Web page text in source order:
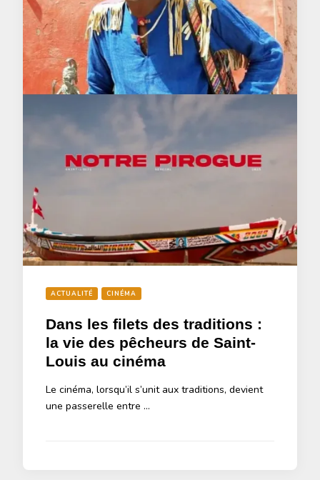
ACTUALITÉ CINÉMA
Dans les filets des traditions :
la vie des pêcheurs de Saint-
Louis au cinéma
Le cinéma, lorsqu’il s’unit aux traditions, devient
une passerelle entre …